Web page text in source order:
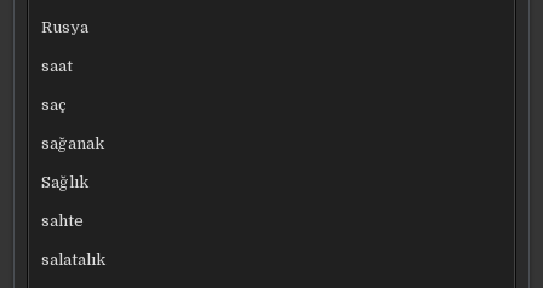
Rusya
saat
saç
sağanak
Sağlık
sahte
salatalık